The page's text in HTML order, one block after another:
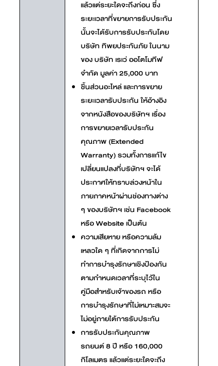
แล้วแต่ระยะใดจะถึงก่อน ซึ่ง
ระยะเวลาที่ขยายการรับประกัน
นั้นจะได้รับการรับประกันโดย
บริษัท ทิพยประกันภัย ในนาม
ของ บริษัท เรเว่ ออโตโมทีฟ
จำกัด มูลค่า 25,000 บาท
ชิ้นส่วนอะไหล่ และการขยาย
ระยะเวลารับประกัน ให้อ้างอิง
จากหนังสือของบริษัทฯ เรื่อง
การขยายเวลารับประกัน
คุณภาพ (Extended
Warranty) รวมทั้งการแก้ไข
เปลี่ยนแปลงที่บริษัทฯ จะได้
ประกาศให้ทราบล่วงหน้าใน
ภายภาคหน้าผ่านช่องทางต่าง
ๆ ของบริษัทฯ เช่น Facebook
หรือ Website เป็นต้น
ความเสียหาย หรือความล้ม
เหลวใด ๆ ที่เกิดจากการไม่
ทำการบำรุงรักษาเชิงป้องกัน
ตามกำหนดเวลาที่ระบุไว้ใน
คู่มือสำหรับเจ้าของรถ หรือ
การบำรุงรักษาที่ไม่เหมาะสมจะ
ไม่อยู่ภายใต้การรับประกัน
การรับประกันคุณภาพ
รถยนต์ 8 ปี หรือ 160,000
กิโลเมตร แล้วแต่ระยะใดจะถึง